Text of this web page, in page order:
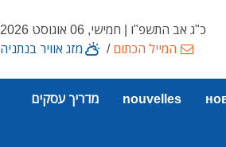
כ"ג אב התשפ"ו | חמישי, 06 אוגוסט 2026
המייל הכתום/ מזג אוויר בנתניה
nouvelles מדריך עסקים